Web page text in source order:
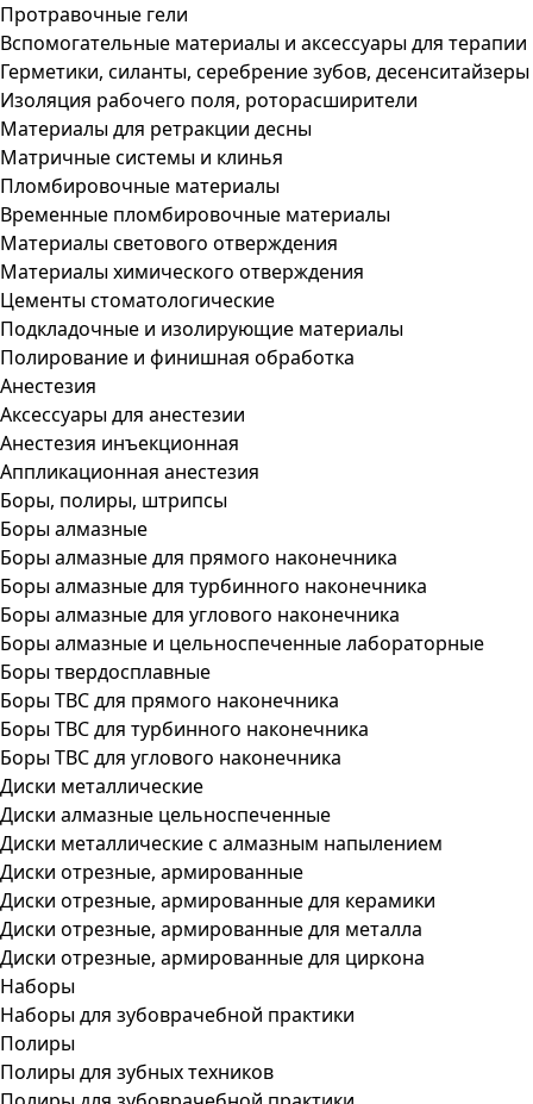
Протравочные гели
Вспомогательные материалы и аксессуары для терапии
Герметики, силанты, серебрение зубов, десенситайзеры
Изоляция рабочего поля, роторасширители
Материалы для ретракции десны
Матричные системы и клинья
Пломбировочные материалы
Временные пломбировочные материалы
Материалы светового отверждения
Материалы химического отверждения
Цементы стоматологические
Подкладочные и изолирующие материалы
Полирование и финишная обработка
Анестезия
Аксессуары для анестезии
Анестезия инъекционная
Аппликационная анестезия
Боры, полиры, штрипсы
Боры алмазные
Боры алмазные для прямого наконечника
Боры алмазные для турбинного наконечника
Боры алмазные для углового наконечника
Боры алмазные и цельноспеченные лабораторные
Боры твердосплавные
Боры ТВС для прямого наконечника
Боры ТВС для турбинного наконечника
Боры ТВС для углового наконечника
Диски металлические
Диски алмазные цельноспеченные
Диски металлические с алмазным напылением
Диски отрезные, армированные
Диски отрезные, армированные для керамики
Диски отрезные, армированные для металла
Диски отрезные, армированные для циркона
Наборы
Наборы для зубоврачебной практики
Полиры
Полиры для зубных техников